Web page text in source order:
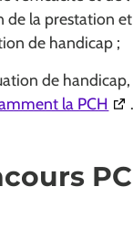
la prestation
de handicap ;
de
la PCH .